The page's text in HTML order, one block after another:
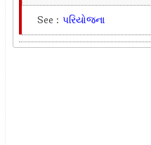
See : પરિયોજના